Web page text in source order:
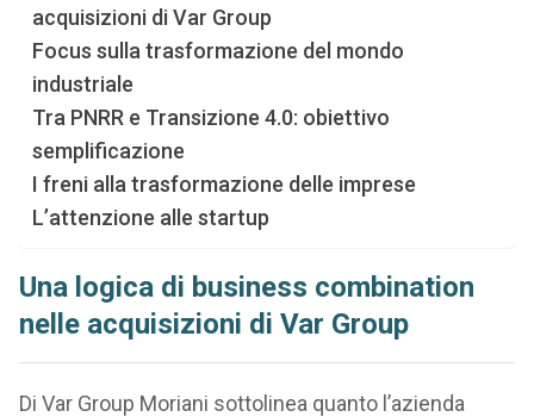
acquisizioni di Var Group
Focus sulla trasformazione del mondo
industriale
Tra PNRR e Transizione 4.0: obiettivo
semplificazione
I freni alla trasformazione delle imprese
L’attenzione alle startup
Una logica di business combination
nelle acquisizioni di Var Group
Di Var Group Moriani sottolinea quanto l’azienda